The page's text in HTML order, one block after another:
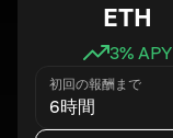
ETH
3% APY
初回の報酬まで
6時間